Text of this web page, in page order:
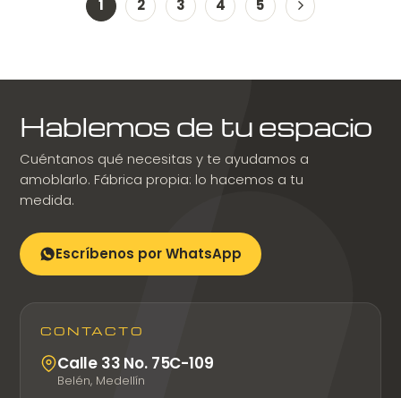
1 2 3 4 5
Hablemos de tu espacio
Cuéntanos qué necesitas y te ayudamos a
amoblarlo. Fábrica propia: lo hacemos a tu
medida.
Escríbenos por WhatsApp
CONTACTO
Calle 33 No. 75C-109
Belén, Medellín